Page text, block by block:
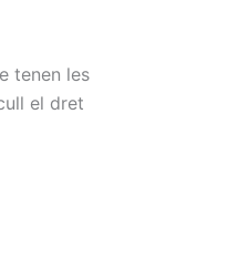
tenen les
el dret